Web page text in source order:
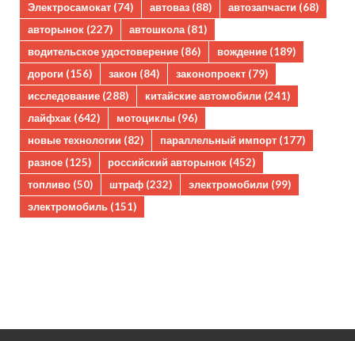
Электросамокат (74) автоваз (88) автозапчасти (68)
авторынок (227) автошкола(81)
водительское удостоверение (86) вождение (189)
дороги (156) закон (84) законопроект (79)
исследование (288) китайские автомобили (241)
лайфхак (642) мотоциклы (96)
новые технологии (82) параллельный импорт (177)
разное (125) российский авторынок (452)
топливо (50) штраф (232) электромобили (99)
электромобиль (151)